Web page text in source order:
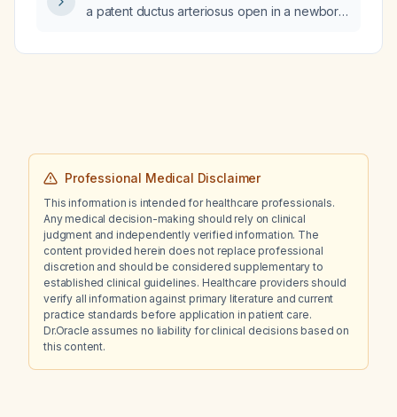
a patent ductus arteriosus open in a newborn
Professional Medical Disclaimer
This information is intended for healthcare professionals.
Any medical decision-making should rely on clinical
judgment and independently verified information. The
content provided herein does not replace professional
discretion and should be considered supplementary to
established clinical guidelines. Healthcare providers should
verify all information against primary literature and current
practice standards before application in patient care.
Dr.Oracle assumes no liability for clinical decisions based on
this content.